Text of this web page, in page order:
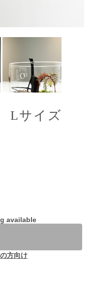
Lサイズ
available
方向け